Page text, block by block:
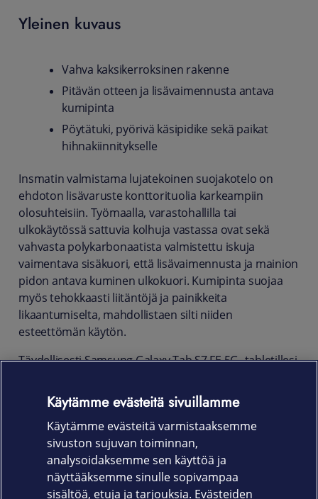
Yleinen kuvaus
Vahva kaksikerroksinen rakenne
Pitävän otteen ja lisävaimennusta antava
kumipinta
Pöytätuki, pyörivä käsipidike sekä paikat
hihnakiinnitykselle
Insmatin valmistama lujatekoinen suojakotelo on
ehdoton lisävaruste konttorituolia karkeampiin
olosuhteisiin. Työmaalla, varastohallilla tai
ulkokäytössä sattuvia kolhuja vastassa ovat sekä
vahvasta polykarbonaatista valmistettu iskuja
vaimentava sisäkuori, että lisävaimennusta ja mainion
pidon antava kuminen ulkokuori. Kumipinta suojaa
myös tehokkaasti liitäntöjä ja painikkeita
likaantumiselta, mahdollistaen silti niiden
esteettömän käytön.
Täydellisesti Samsung Galaxy Tab S7 FE 5G -tabletillesi
kuten pöytätuen, 360 astetta pyörivän käsipidikkeen
sekä mahdollisuuden kiinnittää kuoreen erillinen
kiinnitys- tai kantohihna.
Tuotekoodi
652-1262
Käytämme evästeitä sivuillamme
Käytämme evästeitä varmistaaksemme
sivuston sujuvan toiminnan,
analysoidaksemme sen käyttöä ja
näyttääksemme sinulle sopivampaa
sisältöä, etuja ja tarjouksia. Evästeiden